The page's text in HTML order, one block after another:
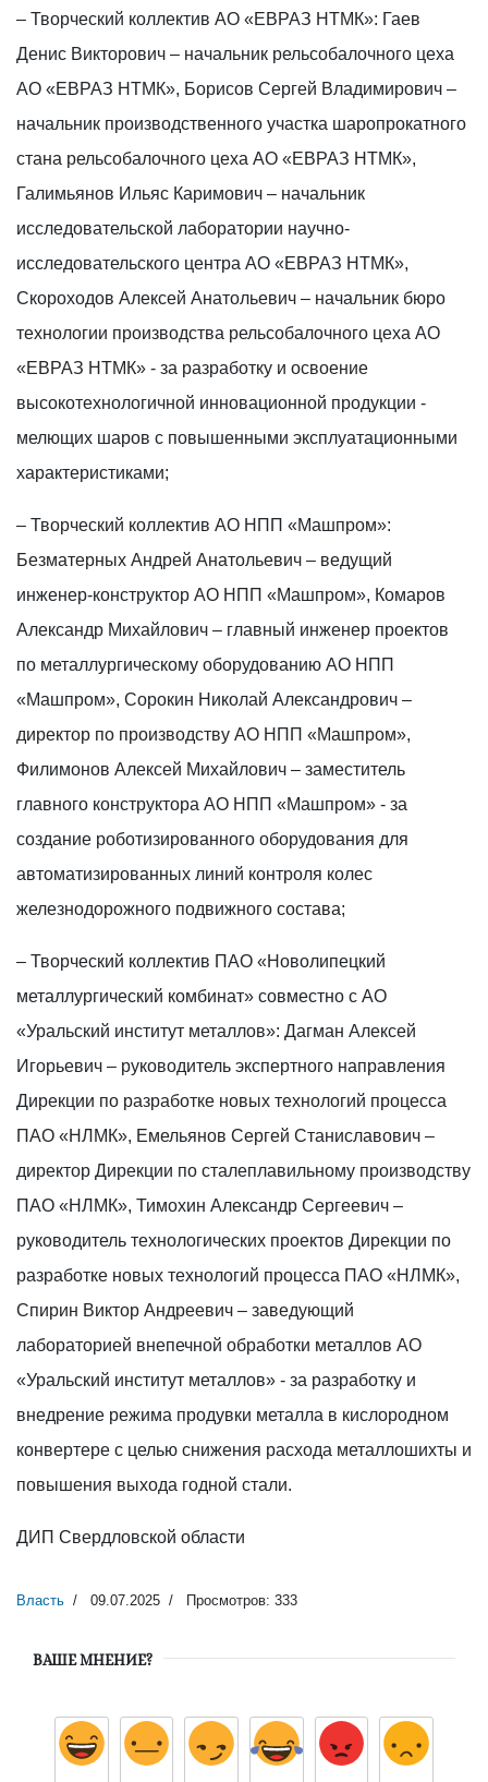
– Творческий коллектив АО «ЕВРАЗ НТМК»: Гаев
Денис Викторович – начальник рельсобалочного цеха
АО «ЕВРАЗ НТМК», Борисов Сергей Владимирович –
начальник производственного участка шаропрокатного
стана рельсобалочного цеха АО «ЕВРАЗ НТМК»,
Галимьянов Ильяс Каримович – начальник
исследовательской лаборатории научно-
исследовательского центра АО «ЕВРАЗ НТМК»,
Скороходов Алексей Анатольевич – начальник бюро
технологии производства рельсобалочного цеха АО
«ЕВРАЗ НТМК» - за разработку и освоение
высокотехнологичной инновационной продукции -
мелющих шаров с повышенными эксплуатационными
характеристиками;
– Творческий коллектив АО НПП «Машпром»:
Безматерных Андрей Анатольевич – ведущий
инженер-конструктор АО НПП «Машпром», Комаров
Александр Михайлович – главный инженер проектов
по металлургическому оборудованию АО НПП
«Машпром», Сорокин Николай Александрович –
директор по производству АО НПП «Машпром»,
Филимонов Алексей Михайлович – заместитель
главного конструктора АО НПП «Машпром» - за
создание роботизированного оборудования для
автоматизированных линий контроля колес
железнодорожного подвижного состава;
– Творческий коллектив ПАО «Новолипецкий
металлургический комбинат» совместно с АО
«Уральский институт металлов»: Дагман Алексей
Игорьевич – руководитель экспертного направления
Дирекции по разработке новых технологий процесса
ПАО «НЛМК», Емельянов Сергей Станиславович –
директор Дирекции по сталеплавильному производству
ПАО «НЛМК», Тимохин Александр Сергеевич –
руководитель технологических проектов Дирекции по
разработке новых технологий процесса ПАО «НЛМК»,
Спирин Виктор Андреевич – заведующий
лабораторией внепечной обработки металлов АО
«Уральский институт металлов» - за разработку и
внедрение режима продувки металла в кислородном
конвертере с целью снижения расхода металлошихты и
повышения выхода годной стали.
ДИП Свердловской области
Власть 09.07.2025 Просмотров: 333
ВАШЕ МНЕНИЕ?